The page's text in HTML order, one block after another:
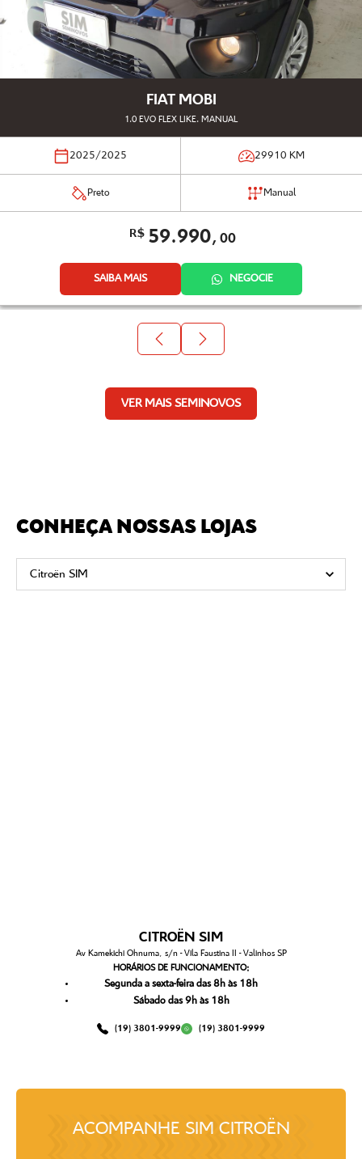
FIAT MOBI
1.0 EVO FLEX LIKE. MANUAL
2025/2025 29910 KM
Preto Manual
R$59.990, 00
SAIBA MAIS NEGOCIE
VER MAIS SEMINOVOS
CONHEÇA NOSSAS LOJAS
CITROËN SIM
Av Kamekichi Ohnuma, s/n - Vila Faustina II - Valinhos SP
HORÁRIOS DE FUNCIONAMENTO:
Segunda a sexta-feira das 8h às 18h
Sábado das 9h às 18h
(19) 3801-9999 (19) 3801-9999
ACOMPANHE SIM CITROËN